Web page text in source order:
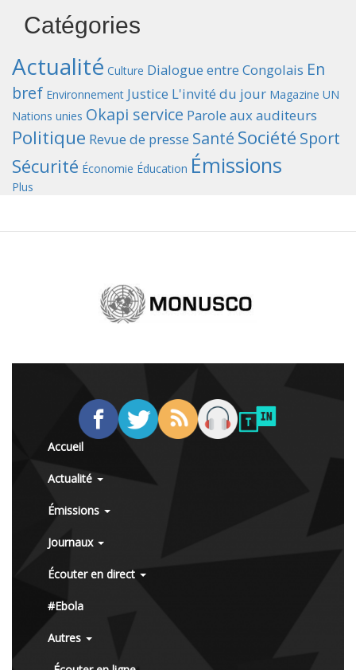
Catégories
Actualité Culture Dialogue entre Congolais En
bref Environnement Justice L'invité du jour Magazine UN
Nations unies Okapi service Parole aux auditeurs
Politique Revue de presse Santé Société Sport
Sécurité Économie Éducation Émissions
Plus
Accueil
Actualité
Émissions
Journaux
Écouter en direct
#Ebola
Autres